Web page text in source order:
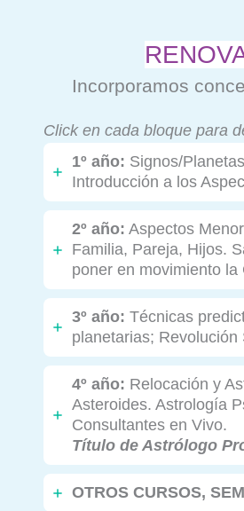
Incorporamos
Click en cada bloque para
1º año: Signos/
Introducción a los
2º año: Aspectos
Familia, Pareja, Hijos.
poner en movimiento la
3º año: Técnicas
planetarias;
4º año: Relocación y
Asteroides. Astrología
Consultantes en Vivo.
Título de Astrólogo
OTROS CURSOS,